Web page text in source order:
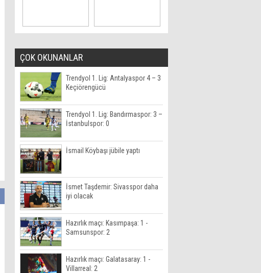
ÇOK OKUNANLAR
Trendyol 1. Lig: Antalyaspor 4 – 3
Keçiörengücü
Trendyol 1. Lig: Bandırmaspor: 3 –
İstanbulspor: 0
İsmail Köybaşı jübile yaptı
İsmet Taşdemir: Sivasspor daha
iyi olacak
Hazırlık maçı: Kasımpaşa: 1 -
Samsunspor: 2
Hazırlık maçı: Galatasaray: 1 -
Villarreal: 2